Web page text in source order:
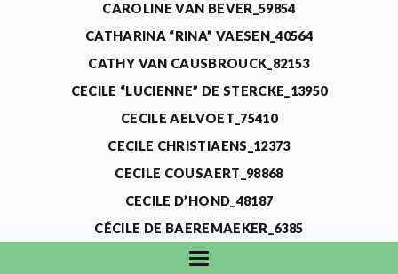
CAROLINE VAN BEVER_59854
CATHARINA “RINA” VAESEN_40564
CATHY VAN CAUSBROUCK_82153
CECILE “LUCIENNE” DE STERCKE_13950
CECILE AELVOET_75410
CECILE CHRISTIAENS_12373
CECILE COUSAERT_98868
CECILE D’HOND_48187
CÉCILE DE BAEREMAEKER_6385
CECILE DE WAELE_4731